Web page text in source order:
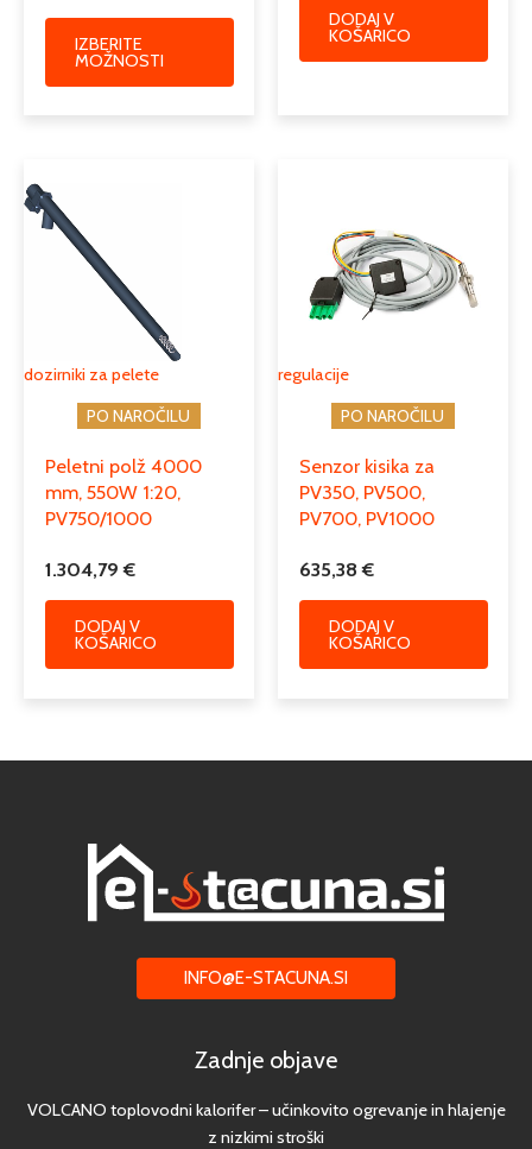
IZBERITE
MOŽNOSTI
DODAJ V
KOŠARICO
dozirniki za pelete
PO NAROČILU
Peletni polž 4000
mm, 550W 1:20,
PV750/1000
1.304,79€
DODAJ V
KOŠARICO
regulacije
PO NAROČILU
Senzor kisika za
PV350, PV500,
PV700, PV1000
635,38€
DODAJ V
KOŠARICO
INFO@E-STACUNA.SI
Zadnje objave
VOLCANO toplovodni kalorifer – učinkovito ogrevanje in hlajenje
z nizkimi stroški